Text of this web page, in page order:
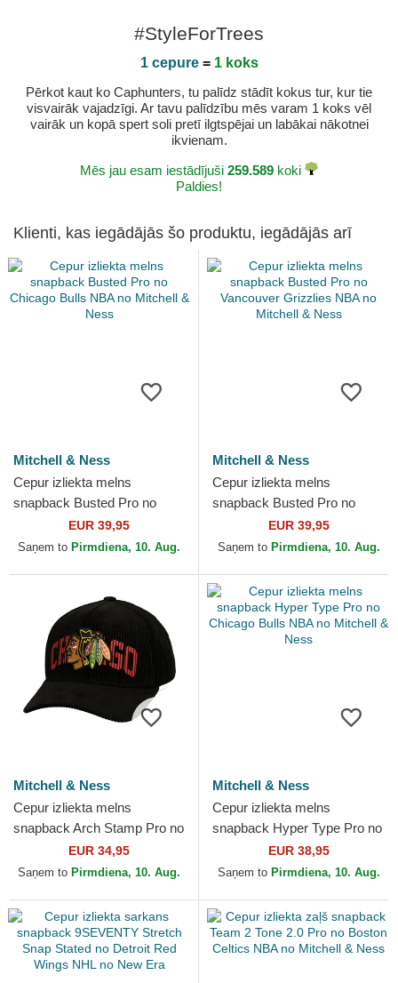
#StyleForTrees
1 cepure= 1 koks
Pērkot kaut ko Caphunters, tu palīdz stādīt kokus tur, kur tie
visvairāk vajadzīgi. Ar tavu palīdzību mēs varam 1 koks vēl
vairāk un kopā spert soli pretī ilgtspējai un labākai nākotnei
ikvienam.
Mēs jau esam iestādījuši 259.589 koki
Paldies!
Klienti, kas iegādājās šo produktu, iegādājās arī
Mitchell & Ness
Cepur izliekta melns
snapback Busted Pro no
Chicago Bulls NBA no
Mitchell & Ness
EUR 39,95
Saņem to Pirmdiena, 10. Aug.
Mitchell & Ness
Cepur izliekta melns
snapback Busted Pro no
Vancouver Grizzlies NBA no
Mitchell & Ness
EUR 39,95
Saņem to Pirmdiena, 10. Aug.
Mitchell & Ness
Cepur izliekta melns
snapback Arch Stamp Pro no
Chicago Blackhawks NHL no
Mitchell & Ness
EUR 34,95
Saņem to Pirmdiena, 10. Aug.
Mitchell & Ness
Cepur izliekta melns
snapback Hyper Type Pro no
Chicago Bulls NBA no
Mitchell & Ness
EUR 38,95
Saņem to Pirmdiena, 10. Aug.